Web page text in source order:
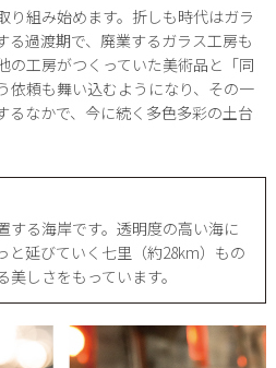
り組み始めます。折しも時代はガラ
る過渡期で、廃業するガラス工房も
の工房がつくっていた美術品と「同
依頼も舞い込むようになり、その一
るなかで、今に続く多色多彩の土台
する海岸です。透明度の高い海に
と延びていく七里（約28km）もの
しさをもっています。